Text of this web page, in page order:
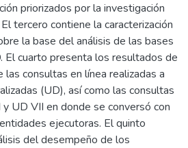
priorizados por la investigación
tercero contiene la caracterización
la base del análisis de las bases
El cuarto presenta los resultados de
consultas en línea realizadas a
(UD), así como las consultas
UD VII en donde se conversó con
ejecutoras. El quinto
del desempeño de los